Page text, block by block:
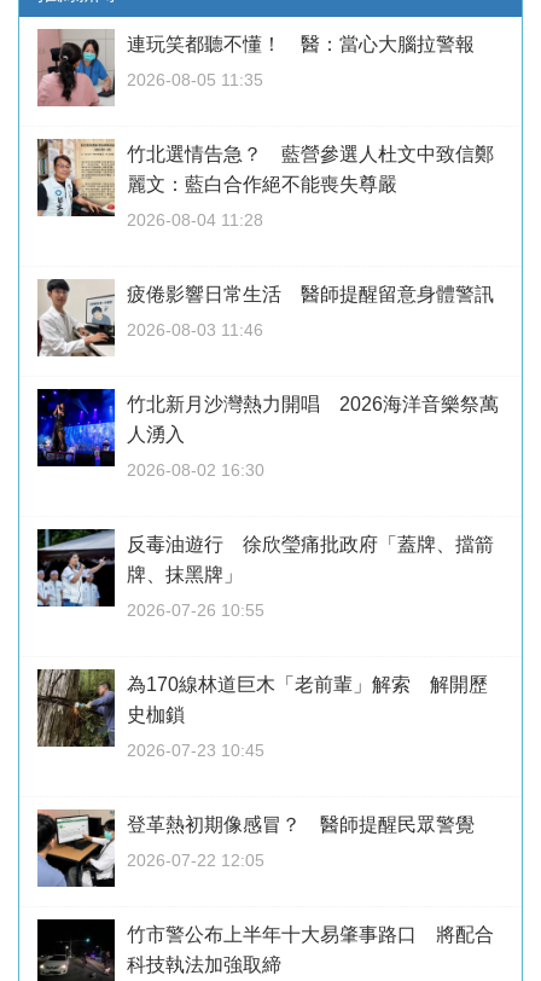
連玩笑都聽不懂！ 醫：當心大腦拉警報
2026-08-05 11:35
竹北選情告急？ 藍營參選人杜文中致信鄭
麗文：藍白合作絕不能喪失尊嚴
2026-08-04 11:28
疲倦影響日常生活 醫師提醒留意身體警訊
2026-08-03 11:46
竹北新月沙灣熱力開唱 2026海洋音樂祭萬
人湧入
2026-08-02 16:30
反毒油遊行 徐欣瑩痛批政府「蓋牌、擋箭
牌、抹黑牌」
2026-07-26 10:55
為170線林道巨木「老前輩」解索 解開歷
史枷鎖
2026-07-23 10:45
登革熱初期像感冒？ 醫師提醒民眾警覺
2026-07-22 12:05
竹市警公布上半年十大易肇事路口 將配合
科技執法加強取締